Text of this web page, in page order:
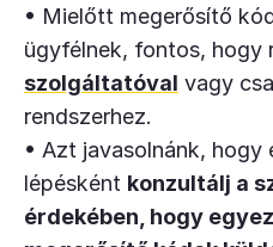
• Mielőtt megerősítő
ügyfélnek, fontos, hogy
szolgáltatóval vagy
rendszerhez.
• Azt javasolnánk, hogy
lépésként konzultálj a
érdekében, hogy